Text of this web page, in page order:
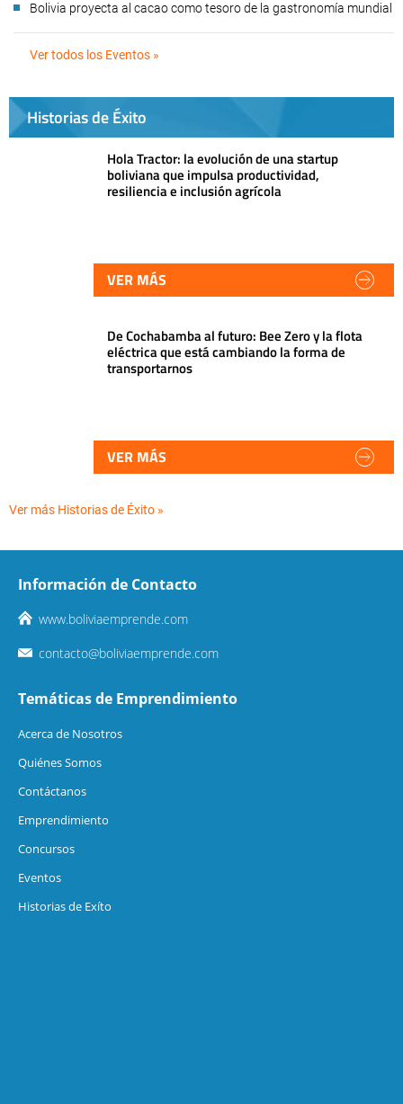
Bolivia proyecta al cacao como tesoro de la gastronomía mundial
Ver todos los Eventos »
Historias de Éxito
Hola Tractor: la evolución de una startup
boliviana que impulsa productividad,
resiliencia e inclusión agrícola
VER MÁS
De Cochabamba al futuro: Bee Zero y la flota
eléctrica que está cambiando la forma de
transportarnos
VER MÁS
Ver más Historias de Éxito »
Información de Contacto
www.boliviaemprende.com
contacto@boliviaemprende.com
Temáticas de Emprendimiento
Acerca de Nosotros
Quiénes Somos
Contáctanos
Emprendimiento
Concursos
Eventos
Historias de Exíto